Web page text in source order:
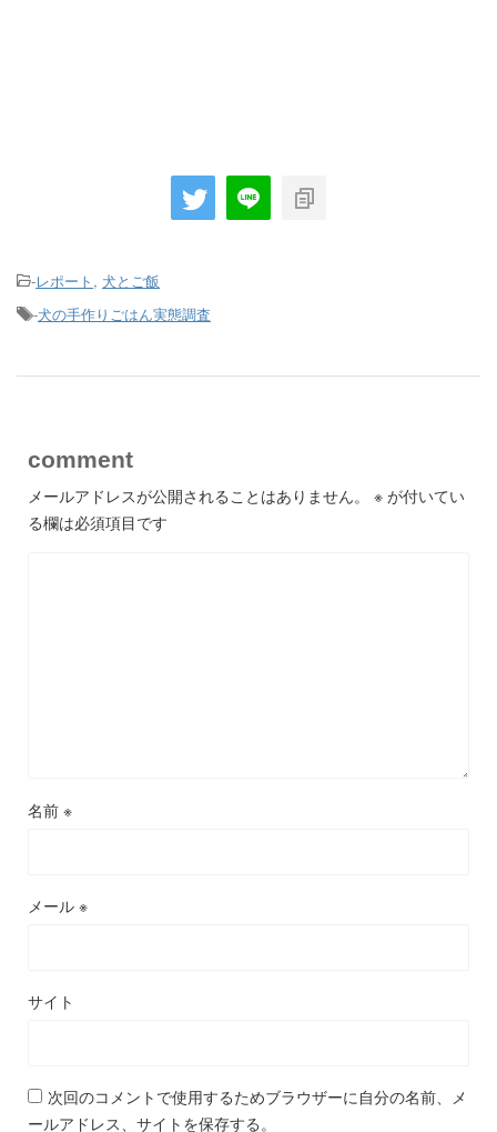
-レポート , 犬とご飯
-犬の手作りごはん実態調査
comment
メールアドレスが公開されることはありません。 ※ が付いてい
る欄は必須項目です
名前 ※
メール ※
サイト
次回のコメントで使用するためブラウザーに自分の名前、メ
ールアドレス、サイトを保存する。